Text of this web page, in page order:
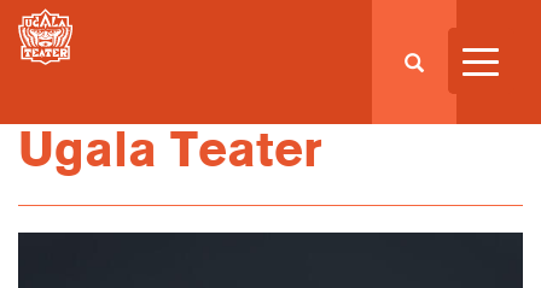
Ugala Teater